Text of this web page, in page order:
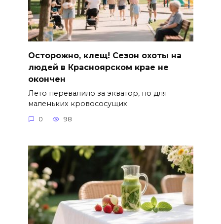
Осторожно, клещ! Сезон охоты на
людей в Красноярском крае не
окончен
Лето перевалило за экватор, но для
маленьких кровососущих
0 98